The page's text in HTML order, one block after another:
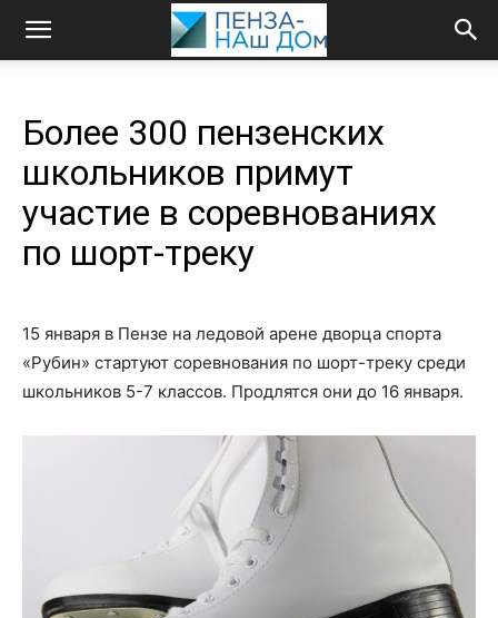
Более 300 пензенских
школьников примут
участие в соревнованиях
по шорт-треку
15 января в Пензе на ледовой арене дворца спорта
«Рубин» стартуют соревнования по шорт-треку среди
школьников 5-7 классов. Продлятся они до 16 января.